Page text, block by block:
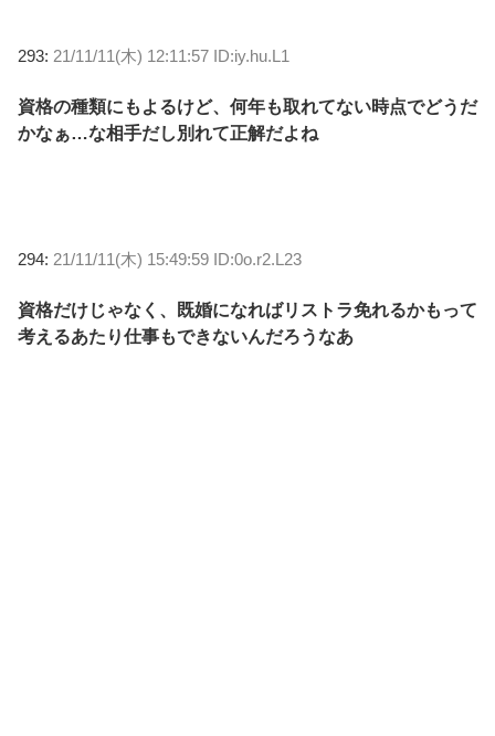
293: 21/11/11(木) 12:11:57 ID:iy.hu.L1
資格の種類にもよるけど、何年も取れてない時点でどうだ
かなぁ…な相手だし別れて正解だよね
294: 21/11/11(木) 15:49:59 ID:0o.r2.L23
資格だけじゃなく、既婚になればリストラ免れるかもって
考えるあたり仕事もできないんだろうなあ